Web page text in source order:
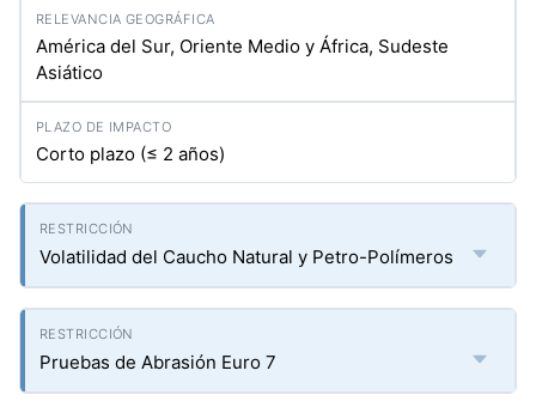
América del Sur, Oriente Medio y África, Sudeste
Asiático
Corto plazo (≤ 2 años)
Volatilidad del Caucho Natural y Petro-Polímeros
Pruebas de Abrasión Euro 7